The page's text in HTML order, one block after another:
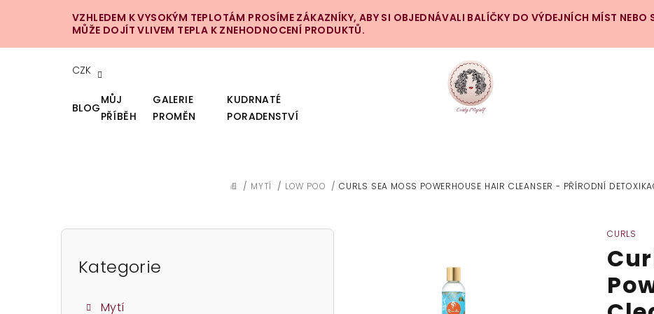
VZHLEDEM K VYSOKÝM TEPLOTÁM PROSÍME ZÁKAZNÍKY, ABY SI OBJEDNÁVALI BALÍČKY DO VÝDEJNÍCH MÍST NEBO
MŮŽE DOJÍT VLIVEM TEPLA K ZNEHODNOCENÍ PRODUKTŮ.
CZK
BLOG
MŮJ
PŘÍBĚH
GALERIE
PROMĚN
KUDRNATÉ
PORADENSTVÍ
DOMŮ
/ MYTÍ / LOW POO / CURLS SEA MOSS POWERHOUSE HAIR CLEANSER - PŘÍRODNÍ
P
Přeskočit
kategorie
Kategorie
Mytí
CURLS